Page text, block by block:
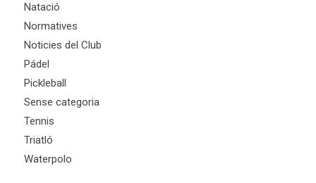
Natació
Normatives
Noticies del Club
Pádel
Pickleball
Sense categoria
Tennis
Triatló
Waterpolo